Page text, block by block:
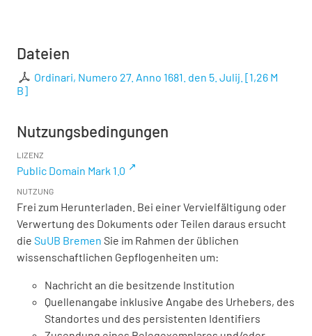
Dateien
Ordinari, Numero 27. Anno 1681. den 5. Julij. [1,26 M
B]
Nutzungsbedingungen
LIZENZ
Public Domain Mark 1.0
NUTZUNG
Frei zum Herunterladen. Bei einer Vervielfältigung oder
Verwertung des Dokuments oder Teilen daraus ersucht
die SuUB Bremen Sie im Rahmen der üblichen
wissenschaftlichen Gepflogenheiten um:
Nachricht an die besitzende Institution
Quellenangabe inklusive Angabe des Urhebers, des
Standortes und des persistenten Identifiers